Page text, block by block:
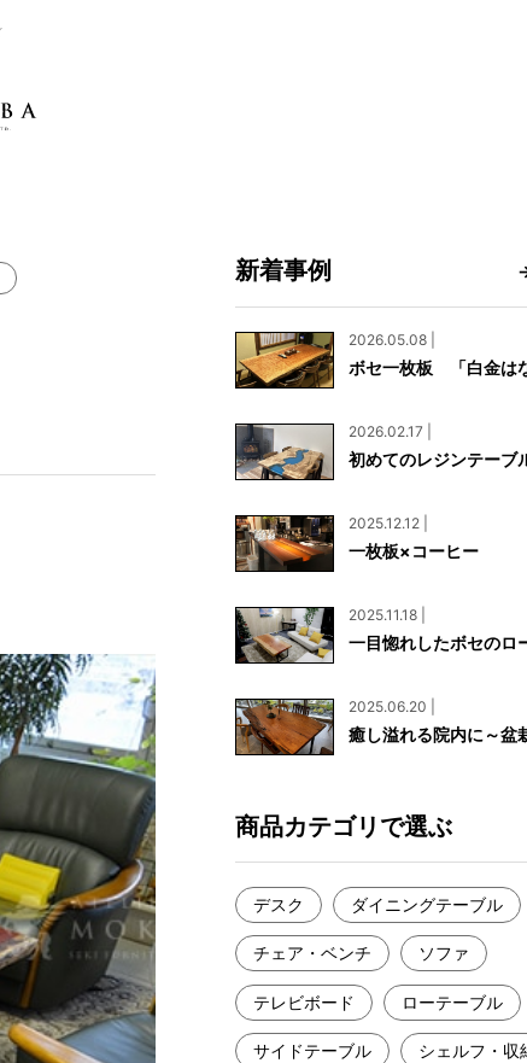
納品事例（店舗・オフィス）
INFORMATION
NEWS
EVENT
メディア美術協力実績
よくあるご
お問い合わ
資料請求
お見積もり
工務店様・
一枚板買い取
新着事例
2026.05.08 |
ボセ一枚板 「白金は
2026.02.17 |
初めてのレジンテーブ
2025.12.12 |
一枚板×コーヒー
2025.11.18 |
一目惚れしたボセのロ
2025.06.20 |
癒し溢れる院内に～盆
商品カテゴリで選ぶ
デスク ダイニングテーブル
チェア・ベンチ ソファ
テレビボード ローテーブル
サイドテーブル シェルフ・収